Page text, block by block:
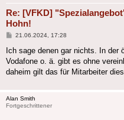
Re: [VFKD]
Hohn!
Beitrag
21.06.2024, 17:28
Ich sage denen gar nichts. In der
Vodafone o. ä. gibt es ohne
daheim gilt das für Mitarbeiter
Alan Smith
Fortgeschrittener